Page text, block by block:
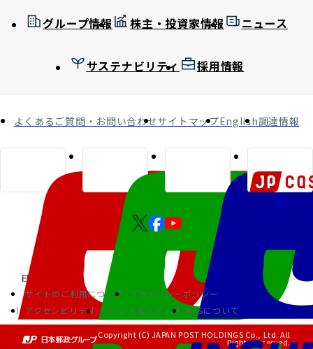
グループ情報 株主・投資家情報 ニュース
サステナビリティ 採用情報
よくあるご質問・お問い合わせサイトマップEnglish調達情報
サイトのご利用について
プライバシーポリシー
アクセシビリティ
ソーシャルメディア RSSについて
Copyright (C) JAPAN POST HOLDINGS Co., Ltd. All
Rights Reserved.